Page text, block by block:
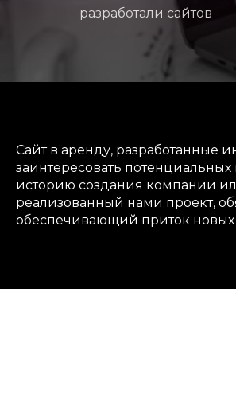
разработали сайтов
Сайт в аренду, разработанные
заинтересовать
историю создания компании
реализованный нами проект,
обеспечивающий приток новых